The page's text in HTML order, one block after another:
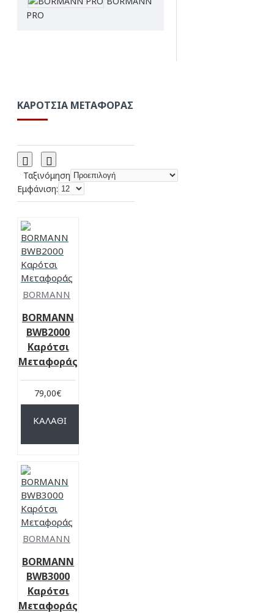
PRO
ΚΑΡΌΤΣΙΑ ΜΕΤΑΦΟΡΆΣ
Ταξινόμηση
Εμφάνιση:
BORMANN
BORMANN
BWB2000
Καρότσι
Μεταφοράς
79,00€
ΚΑΛΆΘΙ
BORMANN
BORMANN
BWB3000
Καρότσι
Μεταφοράς